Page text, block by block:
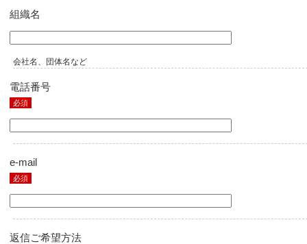
組織名
会社名、団体名など
電話番号
必須
e-mail
必須
返信ご希望方法